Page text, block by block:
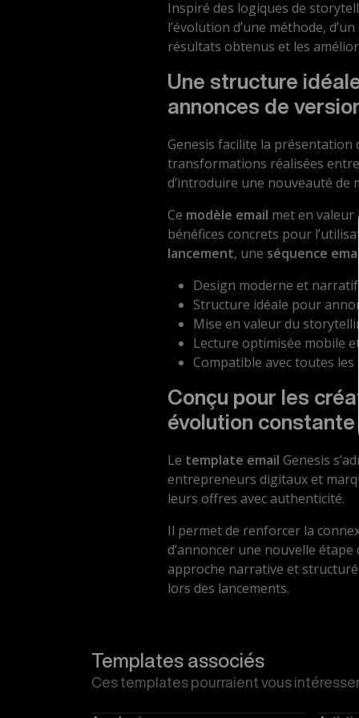
Inspiré des logiques de
l’évolution d’une méthode,
résultats obtenus et les
Une structure
annonces de
Genesis facilite la présentation
transformations réalisées
d’introduire une nouveauté de
Ce modèle email met en valeur
bénéfices concrets pour
lancement, une séquence
Design moderne et narratif
Structure idéale pour
Mise en valeur du
Lecture optimisée mobile et
Compatible avec toutes les
Conçu pour les
évolution constante
Le template email Genesis
entrepreneurs digitaux et
leurs offres avec authenticité.
Il permet de renforcer la
d’annoncer une nouvelle
approche narrative et
lors des lancements.
Templates associés
Ces templates pourraient vous